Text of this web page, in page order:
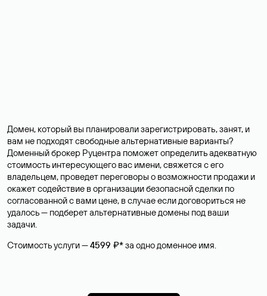
Домен, который вы планировали зарегистрировать, занят, и
вам не подходят свободные альтернативные варианты?
Доменный брокер Руцентра поможет определить адекватную
стоимость интересующего вас имени, свяжется с его
владельцем, проведет переговоры о возможности продажи и
окажет содействие в организации безопасной сделки по
согласованной с вами цене, в случае если договориться не
удалось — подберет альтернативные домены под ваши
задачи.
Стоимость услуги —4599 ₽*за одно доменное имя.